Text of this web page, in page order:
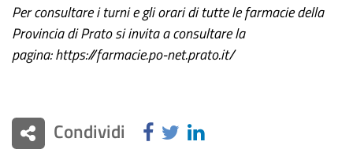
Per consultare i turni e gli orari di tutte le farmacie della
Provincia di Prato si invita a consultare la
pagina: https://farmacie.po-net.prato.it/
Condividi